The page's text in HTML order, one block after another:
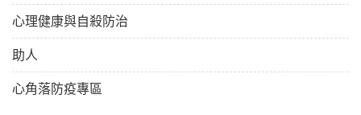
心理健康與自殺防治
助人
心角落防疫專區